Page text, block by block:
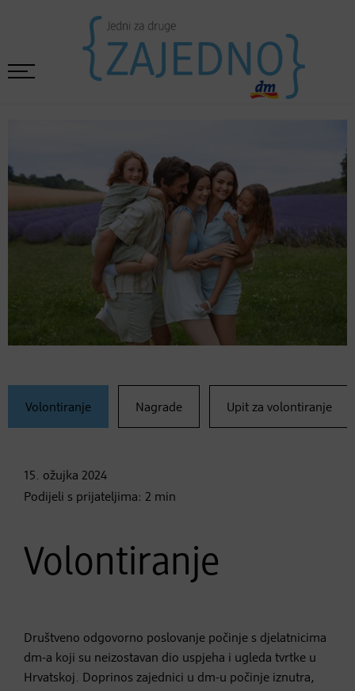
Volontiranje Nagrade Upit za volontiranje
15. ožujka 2024
Podijeli s prijateljima: 2 min
Volontiranje
Društveno odgovorno poslovanje počinje s djelatnicima
dm-a koji su neizostavan dio uspjeha i ugleda tvrtke u
Hrvatskoj. Doprinos zajednici u dm-u počinje iznutra,